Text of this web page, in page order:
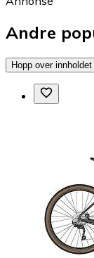
Andre
Hopp over innholdet